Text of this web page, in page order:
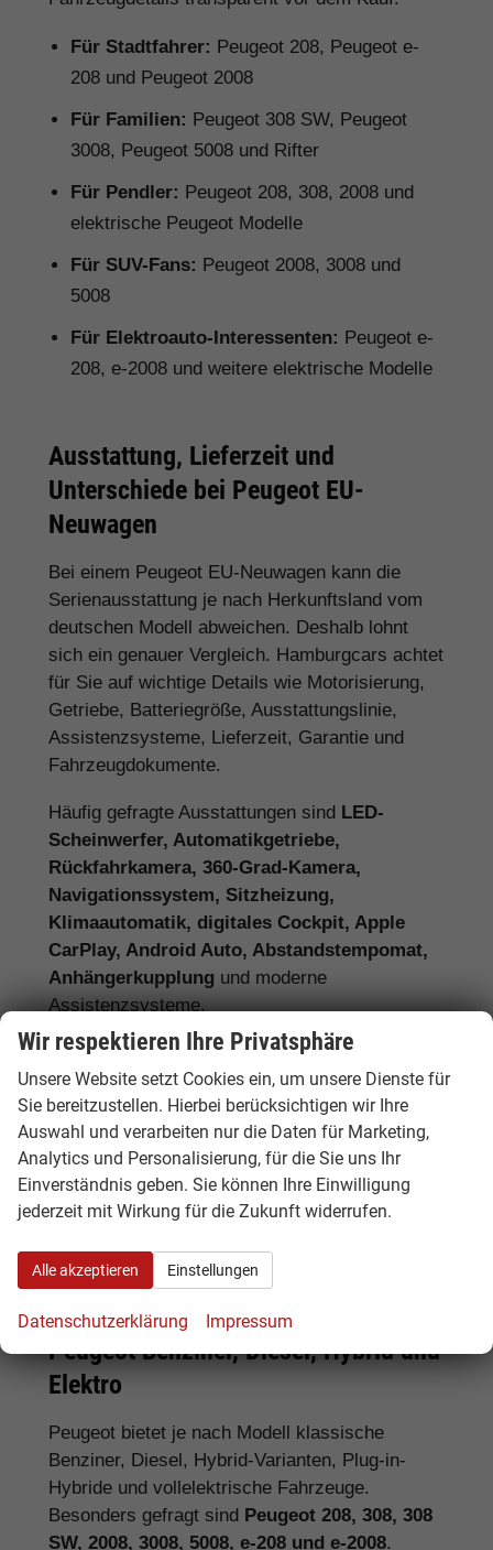
Für Stadtfahrer: Peugeot 208, Peugeot e-
208 und Peugeot 2008
Für Familien: Peugeot 308 SW, Peugeot
3008, Peugeot 5008 und Rifter
Für Pendler: Peugeot 208, 308, 2008 und
elektrische Peugeot Modelle
Für SUV-Fans: Peugeot 2008, 3008 und
5008
Für Elektroauto-Interessenten: Peugeot e-
208, e-2008 und weitere elektrische Modelle
Ausstattung, Lieferzeit und
Unterschiede bei Peugeot EU-
Neuwagen
Bei einem Peugeot EU-Neuwagen kann die
Serienausstattung je nach Herkunftsland vom
deutschen Modell abweichen. Deshalb lohnt
sich ein genauer Vergleich. Hamburgcars achtet
für Sie auf wichtige Details wie Motorisierung,
Getriebe, Batteriegröße, Ausstattungslinie,
Assistenzsysteme, Lieferzeit, Garantie und
Fahrzeugdokumente.
Häufig gefragte Ausstattungen sind LED-
Scheinwerfer, Automatikgetriebe,
Rückfahrkamera, 360-Grad-Kamera,
Navigationssystem, Sitzheizung,
Klimaautomatik, digitales Cockpit, Apple
CarPlay, Android Auto, Abstandstempomat,
Anhängerkupplung und moderne
Assistenzsysteme.
Tipp:Vergleichen Sie bei Peugeot EU-
Neuwagen nicht nur den Kaufpreis,
sondern auch Ausstattung, Lieferzeit,
Garantieumfang und mögliche
Zusatzkosten. So erkennen Sie den
Peugeot Benziner, Diesel, Hybrid und
Elektro
Peugeot bietet je nach Modell klassische
Benziner, Diesel, Hybrid-Varianten, Plug-in-
Hybride und vollelektrische Fahrzeuge.
Besonders gefragt sind Peugeot 208, 308, 308
SW, 2008, 3008, 5008, e-208 und e-2008.
Wir respektieren Ihre Privatsphäre
Unsere Website setzt Cookies ein, um unsere Dienste für
Sie bereitzustellen. Hierbei berücksichtigen wir Ihre
Auswahl und verarbeiten nur die Daten für Marketing,
Analytics und Personalisierung, für die Sie uns Ihr
Einverständnis geben. Sie können Ihre Einwilligung
jederzeit mit Wirkung für die Zukunft widerrufen.
Alle akzeptieren Einstellungen
Datenschutzerklärung Impressum